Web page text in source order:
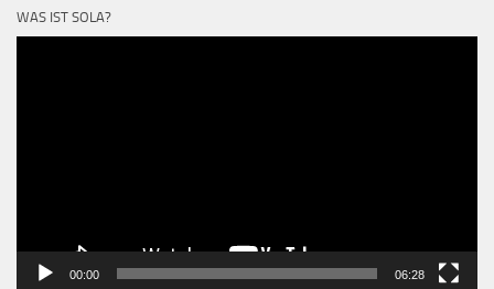
WAS IST SOLA?
00:00 06:28